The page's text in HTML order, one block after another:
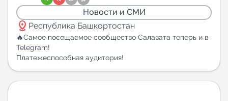
Горящие предложения
Индекс читаемости каналов в Telegram
New
Аналитика MAX каналов
Новости и СМИ
distance Республика Башкортостан
🔥Самое посещаемое сообщество Салавата теперь и в
Telegram!
Платежеспособная аудитория!